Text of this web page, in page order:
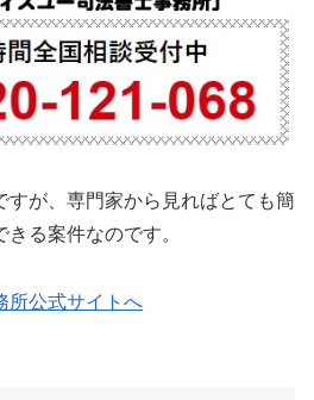
すが、専門家から見ればとても簡
る案件なのです。
所公式サイトへ